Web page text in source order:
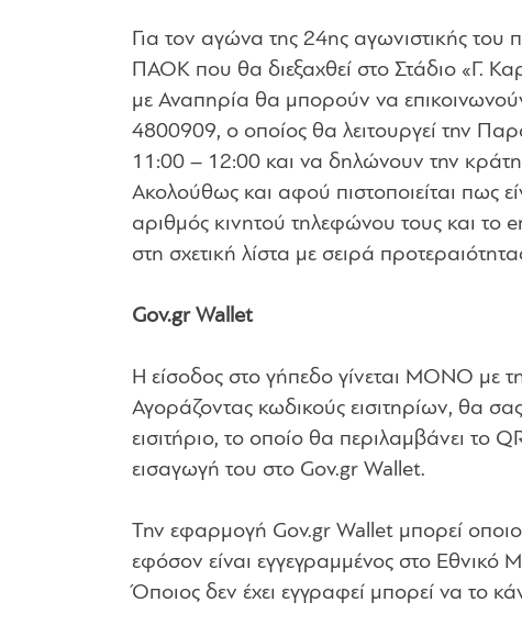
Για τον αγώνα της 24ης αγωνιστικής
ΠΑΟΚ που θα διεξαχθεί στο Στάδιο «Γ.
με Αναπηρία θα μπορούν να
4800909, ο οποίος θα λειτουργεί την
11:00 – 12:00 και να δηλώνουν την
Ακολούθως και αφού πιστοποιείται πως
αριθμός κινητού τηλεφώνου τους και το
στη σχετική λίστα με σειρά
Gov.gr Wallet
H είσοδος στο γήπεδο γίνεται ΜΟΝΟ με
Αγοράζοντας κωδικούς εισιτηρίων, θα
εισιτήριο, το οποίο θα περιλαμβάνει το
εισαγωγή του στο Gov.gr Wallet.
Την εφαρμογή Gov.gr Wallet μπορεί
εφόσον είναι εγγεγραμμένος στο Εθνικό
Όποιος δεν έχει εγγραφεί μπορεί να το